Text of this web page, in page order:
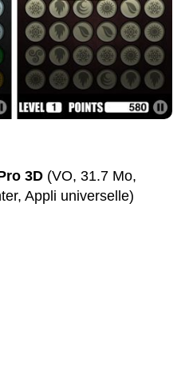
3D (VO, 31.7 Mo,
Appli universelle)